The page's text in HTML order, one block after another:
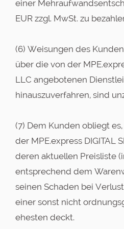
einer
EUR zzgl. MwSt. zu
(6) Weisungen des
über die von der
LLC angebotenen
hinauszuverfahren, sind
(7) Dem Kunden obliegt
der MPE.express DIGITAL
deren aktuellen Preisliste
entsprechend dem
seinen Schaden bei
einer sonst nicht
ehesten deckt.